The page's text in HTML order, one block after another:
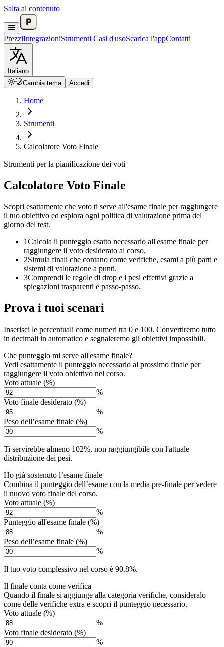
Salta al contenuto
PrezziIntegrazioniStrumenti Casi d'usoScarica l'appContatti
Italiano
Cambia tema
Accedi
Home
Strumenti
Calcolatore Voto Finale
Strumenti per la pianificazione dei voti
Calcolatore Voto Finale
Scopri esattamente che voto ti serve all'esame finale per raggiungere
il tuo obiettivo ed esplora ogni politica di valutazione prima del
giorno del test.
1Calcola il punteggio esatto necessario all'esame finale per
raggiungere il voto desiderato al corso.
2Simula finali che contano come verifiche, esami a più parti e
sistemi di valutazione a punti.
3Comprendi le regole di drop e i pesi effettivi grazie a
spiegazioni trasparenti e passo-passo.
Prova i tuoi scenari
Inserisci le percentuali come numeri tra 0 e 100. Convertiremo tutto
in decimali in automatico e segnaleremo gli obiettivi impossibili.
Che punteggio mi serve all'esame finale?
Vedi esattamente il punteggio necessario al prossimo finale per
raggiungere il voto obiettivo nel corso.
Voto attuale (%)
%
Voto finale desiderato (%)
%
Peso dell’esame finale (%)
%
Ti servirebbe almeno 102%, non raggiungibile con l'attuale
distribuzione dei pesi.
Ho già sostenuto l’esame finale
Combina il punteggio dell’esame con la media pre-finale per vedere
il nuovo voto finale del corso.
Voto attuale (%)
%
Punteggio all'esame finale (%)
%
Peso dell’esame finale (%)
%
Il tuo voto complessivo nel corso è 90.8%.
Il finale conta come verifica
Quando il finale si aggiunge alla categoria verifiche, consideralo
come delle verifiche extra e scopri il punteggio necessario.
Voto attuale (%)
%
Voto finale desiderato (%)
%